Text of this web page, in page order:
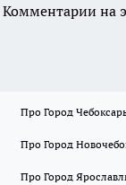
Комментарии на
Про Город
Про Город
Про Город